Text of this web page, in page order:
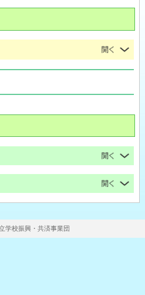
学校振興・共済事業団